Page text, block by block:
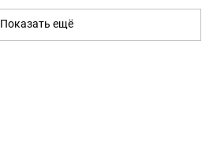
Показать ещё